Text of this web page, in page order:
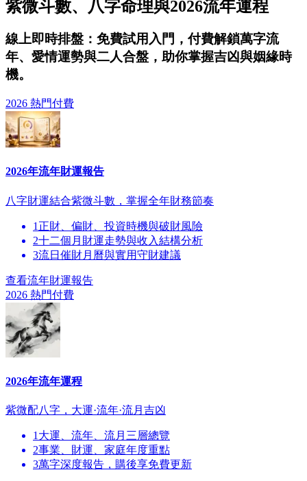
紫微斗數、八字命理與2026流年運程
線上即時排盤：免費試用入門，付費解鎖萬字流
年、愛情運勢與二人合盤，助你掌握吉凶與姻緣時
機。
2026 熱門付費
2026年流年財運報告
八字財運結合紫微斗數，掌握全年財務節奏
1 正財、偏財、投資時機與破財風險
2十二個月財運走勢與收入結構分析
3流日催財月曆與實用守財建議
查看流年財運報告
2026 熱門付費
2026年流年運程
紫微配八字，大運·流年·流月吉凶
1 大運、流年、流月三層總覽
2事業、財運、家庭年度重點
3萬字深度報告，購後享免費更新